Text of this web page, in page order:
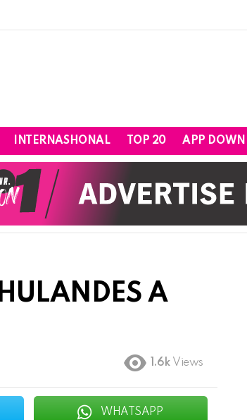
INTERNASHONAL TOP 20 APP
A
1.6k Views
WHATSAPP